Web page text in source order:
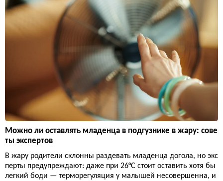
Можно ли оставлять младенца в подгузнике в жару: сове
ты экспертов
В жару родители склонны раздевать младенца догола, но экс
перты предупреждают: даже при 26°C стоит оставить хотя бы
легкий боди — терморегуляция у малышей несовершенна, и